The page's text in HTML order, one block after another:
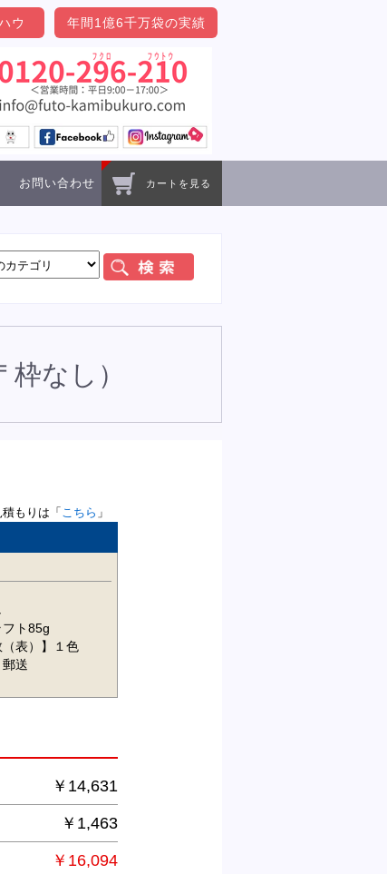
ウ 年間1億6千万袋の実績
お問い合わせ カートを見る
なし）
もりは「 こちら 」
フト85g
（表）】１色
郵送
￥14,631
￥1,463
￥16,094